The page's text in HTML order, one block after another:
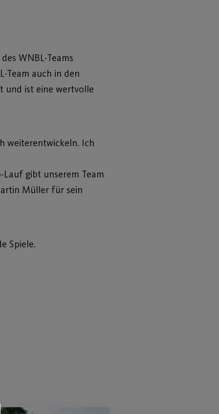
WNBL-Teams
Team auch in den
und ist eine wertvolle
weiterentwickeln. Ich
Lauf gibt unserem Team
Müller für sein
Spiele.